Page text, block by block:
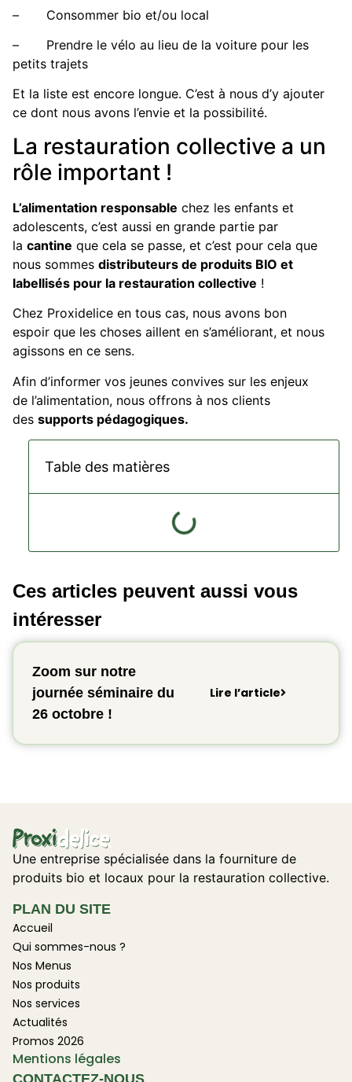
– Consommer bio et/ou local
– Prendre le vélo au lieu de la voiture pour les
petits trajets
Et la liste est encore longue. C’est à nous d’y ajouter
ce dont nous avons l’envie et la possibilité.
La restauration collective a un
rôle important !
L’alimentation responsable chez les enfants et
adolescents, c’est aussi en grande partie par
la cantine que cela se passe, et c’est pour cela que
nous sommes distributeurs de produits BIO et
labellisés pour la restauration collective !
Chez Proxidelice en tous cas, nous avons bon
espoir que les choses aillent en s’améliorant, et nous
agissons en ce sens.
Afin d’informer vos jeunes convives sur les enjeux
de l’alimentation, nous offrons à nos clients
des supports pédagogiques.
Table des matières
Ces articles peuvent aussi vous
intéresser
Zoom sur notre
journée séminaire du
26 octobre !
Lire l’article
Une entreprise spécialisée dans la fourniture de
produits bio et locaux pour la restauration collective.
PLAN DU SITE
Accueil
Qui sommes-nous ?
Nos Menus
Nos produits
Nos services
Actualités
Promos 2026
Mentions légales
CONTACTEZ-NOUS